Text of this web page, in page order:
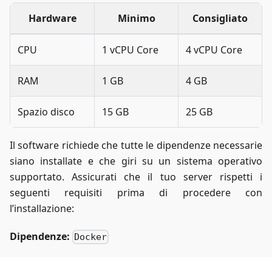
Hardware Minimo Consigliato
CPU 1 vCPU Core 4 vCPU Core
RAM 1 GB 4 GB
Spazio disco 15 GB 25 GB
Il software richiede che tutte le dipendenze necessarie
siano installate e che giri su un sistema operativo
supportato. Assicurati che il tuo server rispetti i
seguenti requisiti prima di procedere con
l’installazione:
Dipendenze: Docker